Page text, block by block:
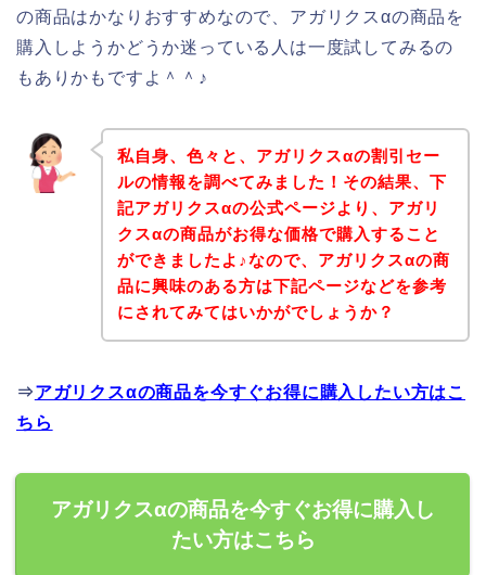
の商品はかなりおすすめなので、アガリクスαの商品を
購入しようかどうか迷っている人は一度試してみるの
もありかもですよ＾＾♪
私自身、色々と、アガリクスαの割引セー
ルの情報を調べてみました！その結果、下
記アガリクスαの公式ページより、アガリ
クスαの商品がお得な価格で購入すること
ができましたよ♪なので、アガリクスαの商
品に興味のある方は下記ページなどを参考
にされてみてはいかがでしょうか？
⇒アガリクスαの商品を今すぐお得に購入したい方はこ
ちら
アガリクスαの商品を今すぐお得に購入し
たい方はこちら